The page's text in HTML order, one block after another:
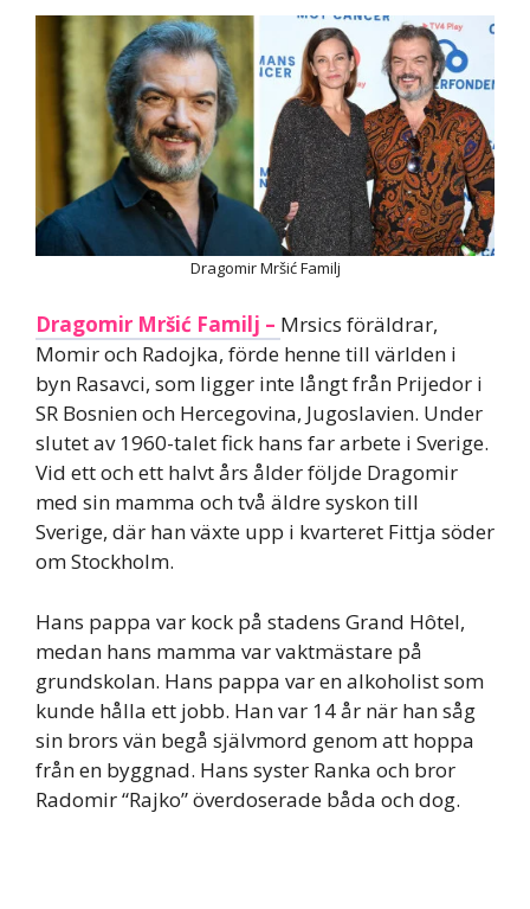
Dragomir Mršić Familj
Dragomir Mršić Familj – Mrsics föräldrar,
Momir och Radojka, förde henne till världen i
byn Rasavci, som ligger inte långt från Prijedor i
SR Bosnien och Hercegovina, Jugoslavien. Under
slutet av 1960-talet fick hans far arbete i Sverige.
Vid ett och ett halvt års ålder följde Dragomir
med sin mamma och två äldre syskon till
Sverige, där han växte upp i kvarteret Fittja söder
om Stockholm.
Hans pappa var kock på stadens Grand Hôtel,
medan hans mamma var vaktmästare på
grundskolan. Hans pappa var en alkoholist som
kunde hålla ett jobb. Han var 14 år när han såg
sin brors vän begå självmord genom att hoppa
från en byggnad. Hans syster Ranka och bror
Radomir “Rajko” överdoserade båda och dog.